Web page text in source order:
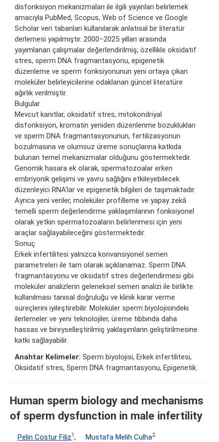
disfonksiyon mekanizmaları ile ilgili yayınları belirlemek
amacıyla PubMed, Scopus, Web of Science ve Google
Scholar veri tabanları kullanılarak anlatısal bir literatür
derlemesi yapılmıştır. 2000–2025 yılları arasında
yayımlanan çalışmalar değerlendirilmiş; özellikle oksidatif
stres, sperm DNA fragmantasyonu, epigenetik
düzenleme ve sperm fonksiyonunun yeni ortaya çıkan
moleküler belirleyicilerine odaklanan güncel literatüre
ağırlık verilmiştir.
Bulgular
Mevcut kanıtlar, oksidatif stres, mitokondriyal
disfonksiyon, kromatin yeniden düzenlenme bozuklukları
ve sperm DNA fragmantasyonunun, fertilizasyonun
bozulmasına ve olumsuz üreme sonuçlarına katkıda
bulunan temel mekanizmalar olduğunu göstermektedir.
Genomik hasara ek olarak, spermatozoalar erken
embriyonik gelişimi ve yavru sağlığını etkileyebilecek
düzenleyici RNA’lar ve epigenetik bilgileri de taşımaktadır.
Ayrıca yeni veriler, moleküler profilleme ve yapay zekâ
temelli sperm değerlendirme yaklaşımlarının fonksiyonel
olarak yetkin spermatozoaların belirlenmesi için yeni
araçlar sağlayabileceğini göstermektedir.
Sonuç
Erkek infertilitesi yalnızca konvansiyonel semen
parametreleri ile tam olarak açıklanamaz. Sperm DNA
fragmantasyonu ve oksidatif stres değerlendirmesi gibi
moleküler analizlerin geleneksel semen analizi ile birlikte
kullanılması tanısal doğruluğu ve klinik karar verme
süreçlerini iyileştirebilir. Moleküler sperm biyolojisindeki
ilerlemeler ve yeni teknolojiler, üreme tıbbında daha
hassas ve bireyselleştirilmiş yaklaşımların geliştirilmesine
katkı sağlayabilir.
Anahtar Kelimeler: Sperm biyolojisi, Erkek infertilitesi,
Oksidatif stres, Sperm DNA fragmantasyonu, Epigenetik.
Human sperm biology and mechanisms
of sperm dysfunction in male infertility
Pelin Costur Filiz1 , Mustafa Melih Culha2